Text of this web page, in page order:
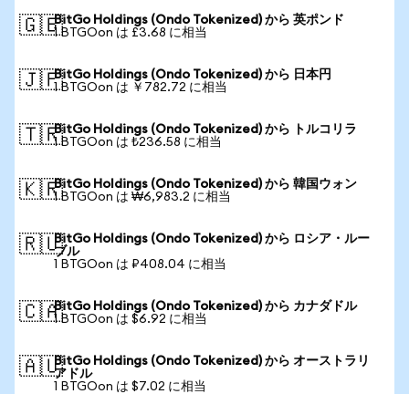
🇬🇧BitGo Holdings (Ondo Tokenized) から 英ポンド
1 BTGOon は £3.68 に相当
🇯🇵BitGo Holdings (Ondo Tokenized) から 日本円
1 BTGOon は ￥782.72 に相当
🇹🇷BitGo Holdings (Ondo Tokenized) から トルコリラ
1 BTGOon は ₺236.58 に相当
🇰🇷BitGo Holdings (Ondo Tokenized) から 韓国ウォン
1 BTGOon は ₩6,983.2 に相当
🇷🇺BitGo Holdings (Ondo Tokenized) から ロシア・ルー
ブル
1 BTGOon は ₽408.04 に相当
🇨🇦BitGo Holdings (Ondo Tokenized) から カナダドル
1 BTGOon は $6.92 に相当
🇦🇺BitGo Holdings (Ondo Tokenized) から オーストラリ
アドル
1 BTGOon は $7.02 に相当